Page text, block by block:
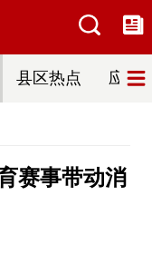
县区热点 应急
赛事带动消